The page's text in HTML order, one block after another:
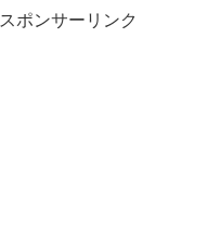
スポンサーリンク